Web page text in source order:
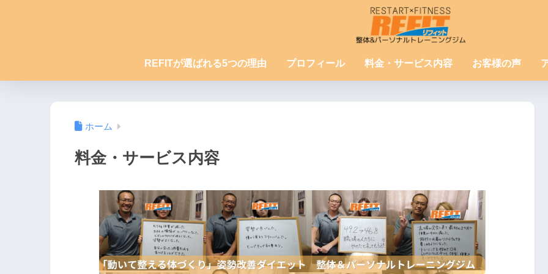
REFITが選ばれる5つの理由 プロフィール 料金・サービス内容 お客様の声
ホーム
料金・サービス内容